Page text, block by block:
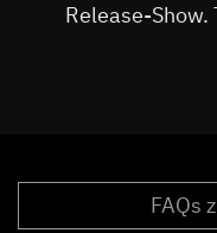
Release-
FAQs